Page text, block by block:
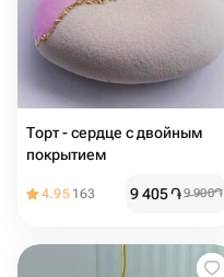
Торт - сердце с двойным
покрытием
4.95 163 9 405֏9 900֏